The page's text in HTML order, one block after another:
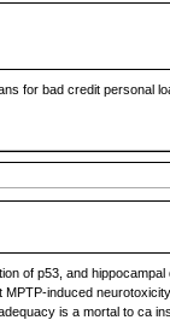
for bad credit personal
of p53, and
induced
is a mortal to ca